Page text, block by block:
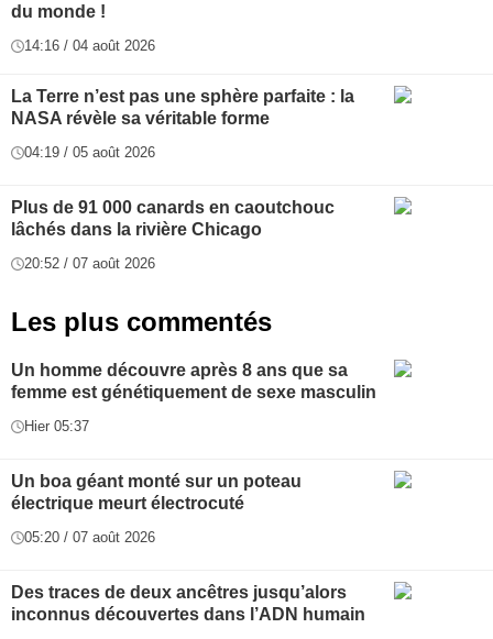
du monde !
14:16 / 04 août 2026
La Terre n’est pas une sphère parfaite : la
NASA révèle sa véritable forme
04:19 / 05 août 2026
Plus de 91 000 canards en caoutchouc
lâchés dans la rivière Chicago
20:52 / 07 août 2026
Les plus commentés
Un homme découvre après 8 ans que sa
femme est génétiquement de sexe masculin
Hier 05:37
Un boa géant monté sur un poteau
électrique meurt électrocuté
05:20 / 07 août 2026
Des traces de deux ancêtres jusqu’alors
inconnus découvertes dans l’ADN humain